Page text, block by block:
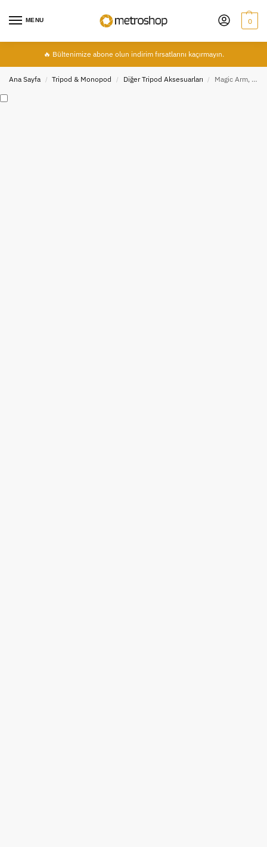
MENU 0
🔥 Bültenimize abone olun indirim fırsatlarını kaçırmayın.
Ana Sayfa / Tripod & Monopod / Diğer Tripod Aksesuarları / Magic Arm, Tripod VB. DSLR Aksesuarları İçin 3/8” Dişi – 1/4” Dişi Vida Adaptörü